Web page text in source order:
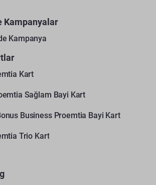
Kampanyalar
Kampanya
Kart
Sağlam Bayi Kart
Business Proemtia Bayi Kart
Trio Kart